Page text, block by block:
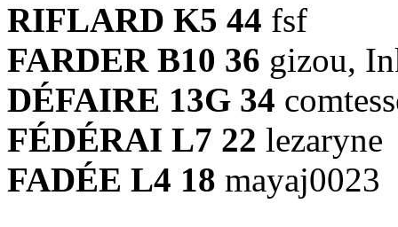
RIFLARD K5 44 fsf
FARDER B10 36 gizou,
DÉFAIRE 13G 34
FÉDÉRAI L7 22 lezaryne
FADÉE L4 18 mayaj0023